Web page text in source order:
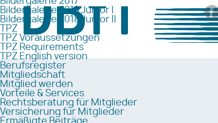
Bildergalerie 2018 Junior I
Bildergalerie 2018 Junior II
TPZ
TPZ Voraussetzungen
TPZ Requirements
TPZ English version
Berufsregister
Mitgliedschaft
Mitglied werden
Vorteile & Services
Rechtsberatung für Mitglieder
Versicherung für Mitglieder